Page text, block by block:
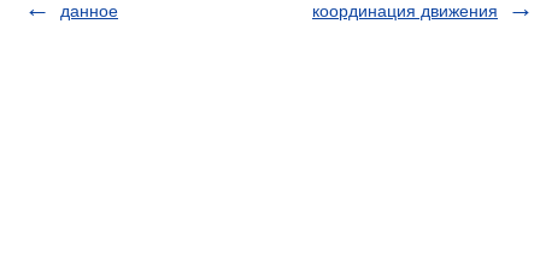
данное
координация движения